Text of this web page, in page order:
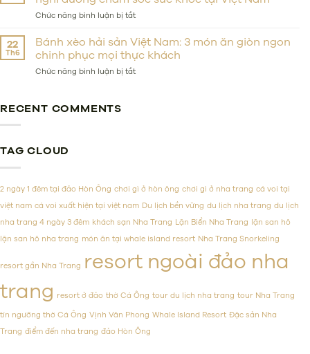
Luxury?
&
Hàng
Hải
Sản
Súp
Hải
Nam
Thơm
Ngon
Chức năng bình luận bị tắtở
4
điểm
tắm
bùn
sức
khỏe
Việt
Nam
22
Th6
Bánh xèo hải sản Việt Nam: 3 món ăn giòn ngon
chinh phục mọi thực khách
Chức năng bình luận bị tắtở
ngon
chinh
mọi
thực
RECENT COMMENTS
TAG CLOUD
2 ngày 1 đêm tại đảo Hòn Ông chơi gì ở hòn ông chơi gì ở nha trang cá voi tại
việt nam cá voi xuất hiện tại việt nam Du lịch bền vững du lịch nha trang du lịch
nha trang 4 ngày 3 đêm khách sạn Nha Trang Lặn Biển Nha Trang lặn san hô
lặn san hô nha trang món ăn tại whale island resort Nha Trang Snorkeling
resort gần Nha Trang resort ngoài đảo nha
trang resort ở đảo thờ Cá Ông tour du lịch nha trang tour Nha Trang
tín ngưỡng thờ Cá Ông Vịnh Vân Phong Whale Island Resort Đặc sản Nha
Trang điểm đến nha trang đảo Hòn Ông